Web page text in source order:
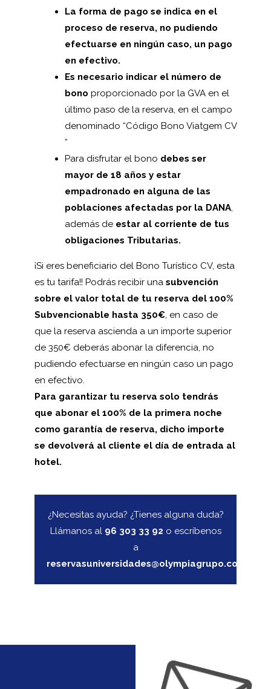
La forma de pago se indica en el
proceso de reserva, no pudiendo
efectuarse en ningún caso, un pago
en efectivo.
Es necesario indicar el número de
bono proporcionado por la GVA en el
último paso de la reserva, en el campo
denominado “Código Bono Viatgem CV
“
Para disfrutar el bono debes ser
mayor de 18 años y estar
empadronado en alguna de las
poblaciones afectadas por la DANA,
además de estar al corriente de tus
obligaciones Tributarias.
¡Si eres beneficiario del Bono Turístico CV, esta
es tu tarifa!! Podrás recibir una subvención
sobre el valor total de tu reserva del 100%
Subvencionable hasta 350€, en caso de
que la reserva ascienda a un importe superior
de 350€ deberás abonar la diferencia, no
pudiendo efectuarse en ningún caso un pago
en efectivo.
Para garantizar tu reserva solo tendrás
que abonar el 100% de la primera noche
como garantía de reserva, dicho importe
se devolverá al cliente el día de entrada al
hotel.
¿Necesitas ayuda? ¿Tienes alguna duda?
Llámanos al 96 303 33 92 o escríbenos
a
reservasuniversidades@olympiagrupo.com